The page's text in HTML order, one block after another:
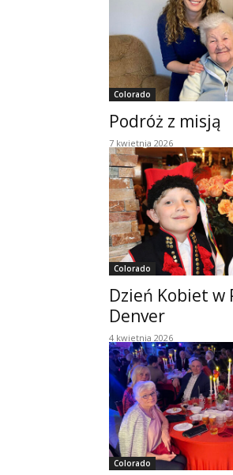
Colorado
Podróż z misją
7 kwietnia 2026
Colorado
Dzień Kobiet w
Denver
4 kwietnia 2026
Colorado